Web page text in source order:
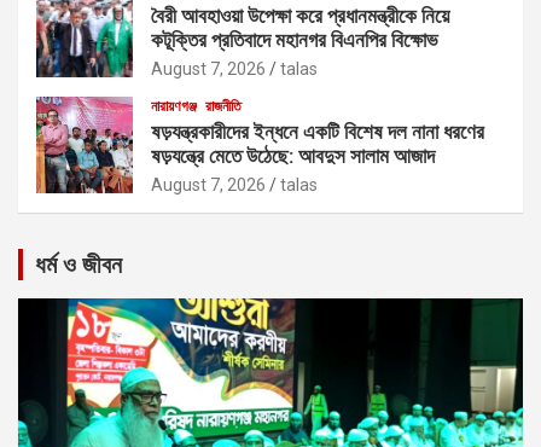
বৈরী আবহাওয়া উপেক্ষা করে প্রধানমন্ত্রীকে নিয়ে
কটূক্তির প্রতিবাদে মহানগর বিএনপির বিক্ষোভ
August 7, 2026 talas
নারায়ণগঞ্জ রাজনীতি
ষড়যন্ত্রকারীদের ইন্ধনে একটি বিশেষ দল নানা ধরণের
ষড়যন্ত্রে মেতে উঠেছে: আবদুস সালাম আজাদ
August 7, 2026 talas
ধর্ম ও জীবন